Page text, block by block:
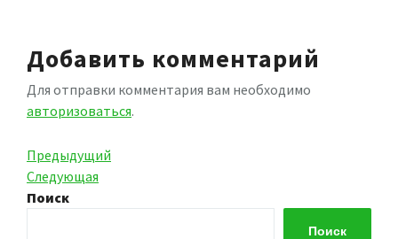
Добавить комментарий
Для отправки комментария вам необходимо
авторизоваться.
Навигация
по
записям
Предыдущая
запись
Предыдущий
Следующая
запись
Следующая
Поиск
Поиск